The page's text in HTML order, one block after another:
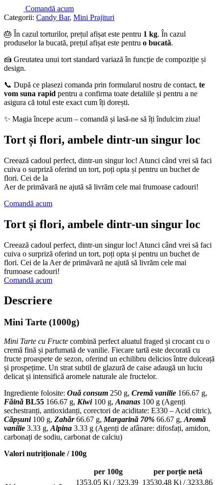
Comandă acum
Categorii: Candy Bar, Mini Prajituri
🎂 În cazul torturilor, prețul afișat este pentru 1 kg. În cazul
produselor la bucată, prețul afișat este pentru o bucată.
🍰 Greutatea unui tort standard variază în funcție de compoziție și
design.
📞 După ce plasezi comanda prin formularul nostru de contact, te
vom suna rapid pentru a confirma toate detaliile și pentru a ne
asigura că totul este exact cum îți dorești.
✨ Magia începe acum – comandă și lasă-ne să îți îndulcim ziua!
Tort și flori, ambele dintr-un singur loc
Creează cadoul perfect, dintr-un singur loc! Atunci când vrei să faci
cuiva o surpriză oferind un tort, poți opta și pentru un buchet de
flori. Cei de la
Aer de primăvară ne ajută să livrăm cele mai frumoase cadouri!
Comandă acum
Tort și flori, ambele dintr-un singur loc
Creează cadoul perfect, dintr-un singur loc! Atunci când vrei să faci
cuiva o surpriză oferind un tort, poți opta și pentru un buchet de
flori. Cei de la Aer de primăvară ne ajută să livrăm cele mai
frumoase cadouri!
Comandă acum
Descriere
Mini Tarte (1000g)
Mini Tarte cu Fructe combină perfect aluatul fraged și crocant cu o
cremă fină și parfumată de vanilie. Fiecare tartă este decorată cu
fructe proaspete de sezon, oferind un echilibru delicios între dulceață
și prospețime. Un strat subtil de glazură de caise adaugă un luciu
delicat și intensifică aromele naturale ale fructelor.
Ingrediente folosite: Ouă consum 250 g, Cremă vanilie 166.67 g,
Făină BL55 166.67 g, Kiwi100 g, Ananas 100 g (Agenți
sechestranți, antioxidanți, corectori de aciditate: E330 – Acid citric),
Căpșuni100 g, Zahăr66.67 g, Margarină 70% 66.67 g, Aromă
vanilie 3.33 g, Alpina 3.33 g (Agenți de afânare: difosfați, amidon,
carbonați de sodiu, carbonat de calciu)
Valori nutriționale / 100g
per 100g
per porție netă
1353.05 Kj / 323.39 13530.48 Kj / 3233.86